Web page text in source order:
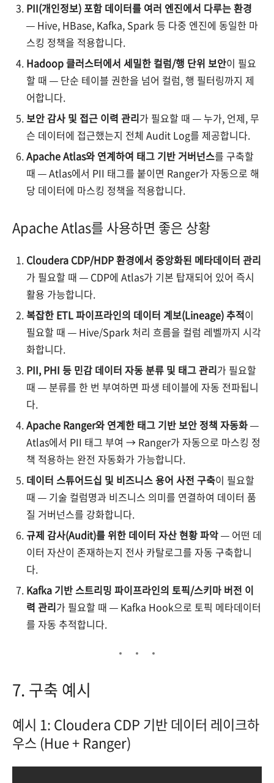
PII(개인정보) 포함 데이터를 여러 엔진에서 다루는 환경
— Hive, HBase, Kafka, Spark 등 다중 엔진에 동일한 마
스킹 정책을 적용합니다.
Hadoop 클러스터에서 세밀한 컬럼/행 단위 보안이 필요
할 때 — 단순 테이블 권한을 넘어 컬럼, 행 필터링까지 제
어합니다.
보안 감사 및 접근 이력 관리가 필요할 때 — 누가, 언제, 무
슨 데이터에 접근했는지 전체 Audit Log를 제공합니다.
Apache Atlas와 연계하여 태그 기반 거버넌스를 구축할
때 — Atlas에서 PII 태그를 붙이면 Ranger가 자동으로 해
당 데이터에 마스킹 정책을 적용합니다.
Apache Atlas를 사용하면 좋은 상황
Cloudera CDP/HDP 환경에서 중앙화된 메타데이터 관리
가 필요할 때 — CDP에 Atlas가 기본 탑재되어 있어 즉시
활용 가능합니다.
복잡한 ETL 파이프라인의 데이터 계보(Lineage) 추적이
필요할 때 — Hive/Spark 처리 흐름을 컬럼 레벨까지 시각
화합니다.
PII, PHI 등 민감 데이터 자동 분류 및 태그 관리가 필요할
때 — 분류를 한 번 부여하면 파생 테이블에 자동 전파됩니
다.
Apache Ranger와 연계한 태그 기반 보안 정책 자동화—
Atlas에서 PII 태그 부여 → Ranger가 자동으로 마스킹 정
책 적용하는 완전 자동화가 가능합니다.
데이터 스튜어드십 및 비즈니스 용어 사전 구축이 필요할
때 — 기술 컬럼명과 비즈니스 의미를 연결하여 데이터 품
질 거버넌스를 강화합니다.
규제 감사(Audit)를 위한 데이터 자산 현황 파악— 어떤 데
이터 자산이 존재하는지 전사 카탈로그를 자동 구축합니
다.
Kafka 기반 스트리밍 파이프라인의 토픽/스키마 버전 이
력 관리가 필요할 때 — Kafka Hook으로 토픽 메타데이터
를 자동 추적합니다.
7. 구축 예시
예시 1: Cloudera CDP 기반 데이터 레이크하
우스 (Hue + Ranger)